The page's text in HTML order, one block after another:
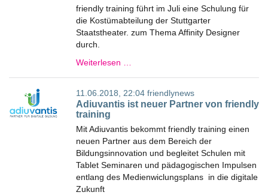
friendly training führt im Juli eine Schulung für
die Kostümabteilung der Stuttgarter
Staatstheater. zum Thema Affinity Designer
durch.
Weiterlesen …
11.06.2018, 22:04 friendlynews
Adiuvantis ist neuer Partner von friendly
training
Mit Adiuvantis bekommt friendly training einen
neuen Partner aus dem Bereich der
Bildungsinnovation und begleitet Schulen mit
Tablet Seminaren und pädagogischen Impulsen
entlang des Medienwiclungsplans in die digitale
Zukunft